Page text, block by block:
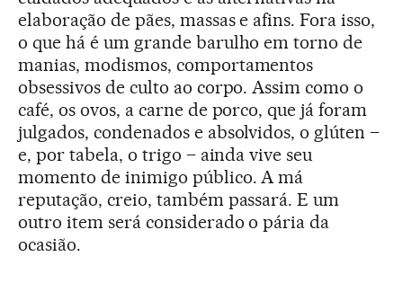
elaboração de pães, massas e afins. Fora isso,
o que há é um grande barulho em torno de
manias, modismos, comportamentos
obsessivos de culto ao corpo. Assim como o
café, os ovos, a carne de porco, que já foram
julgados, condenados e absolvidos, o glúten –
e, por tabela, o trigo – ainda vive seu
momento de inimigo público. A má
reputação, creio, também passará. E um
outro item será considerado o pária da
ocasião.